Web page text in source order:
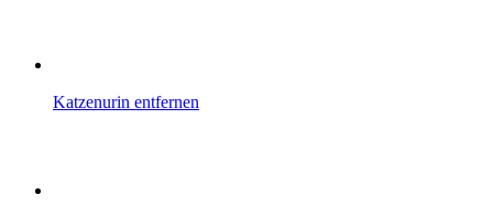
Katzenurin entfernen